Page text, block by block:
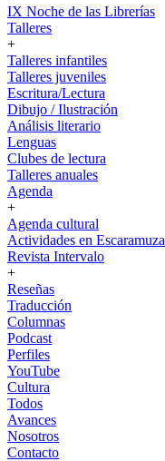
IX Noche de las Librerías
Talleres
+
Talleres infantiles
Talleres juveniles
Escritura/Lectura
Dibujo / Ilustración
Análisis literario
Lenguas
Clubes de lectura
Talleres anuales
Agenda
+
Agenda cultural
Actividades en Escaramuza
Revista Intervalo
+
Reseñas
Traducción
Columnas
Podcast
Perfiles
YouTube
Cultura
Todos
Avances
Nosotros
Contacto